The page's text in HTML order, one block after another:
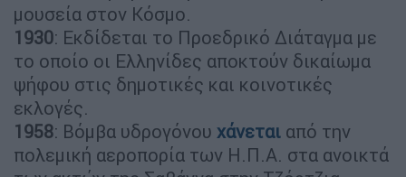
μουσεία στον Κόσμο.
1930: Εκδίδεται το Προεδρικό Διάταγμα με
το οποίο οι Ελληνίδες αποκτούν δικαίωμα
ψήφου στις δημοτικές και κοινοτικές
εκλογές.
1958: Βόμβα υδρογόνου χάνεται από την
πολεμική αεροπορία των Η.Π.Α. στα ανοικτά